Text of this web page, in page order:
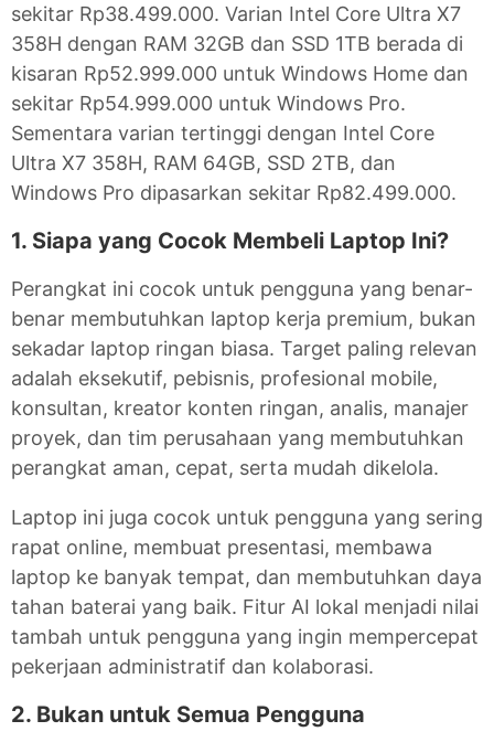
sekitar Rp38.499.000. Varian Intel Core Ultra X7
358H dengan RAM 32GB dan SSD 1TB berada di
kisaran Rp52.999.000 untuk Windows Home dan
sekitar Rp54.999.000 untuk Windows Pro.
Sementara varian tertinggi dengan Intel Core
Ultra X7 358H, RAM 64GB, SSD 2TB, dan
Windows Pro dipasarkan sekitar Rp82.499.000.
1. Siapa yang Cocok Membeli Laptop Ini?
Perangkat ini cocok untuk pengguna yang benar-
benar membutuhkan laptop kerja premium, bukan
sekadar laptop ringan biasa. Target paling relevan
adalah eksekutif, pebisnis, profesional mobile,
konsultan, kreator konten ringan, analis, manajer
proyek, dan tim perusahaan yang membutuhkan
perangkat aman, cepat, serta mudah dikelola.
Laptop ini juga cocok untuk pengguna yang sering
rapat online, membuat presentasi, membawa
laptop ke banyak tempat, dan membutuhkan daya
tahan baterai yang baik. Fitur AI lokal menjadi nilai
tambah untuk pengguna yang ingin mempercepat
pekerjaan administratif dan kolaborasi.
2. Bukan untuk Semua Pengguna